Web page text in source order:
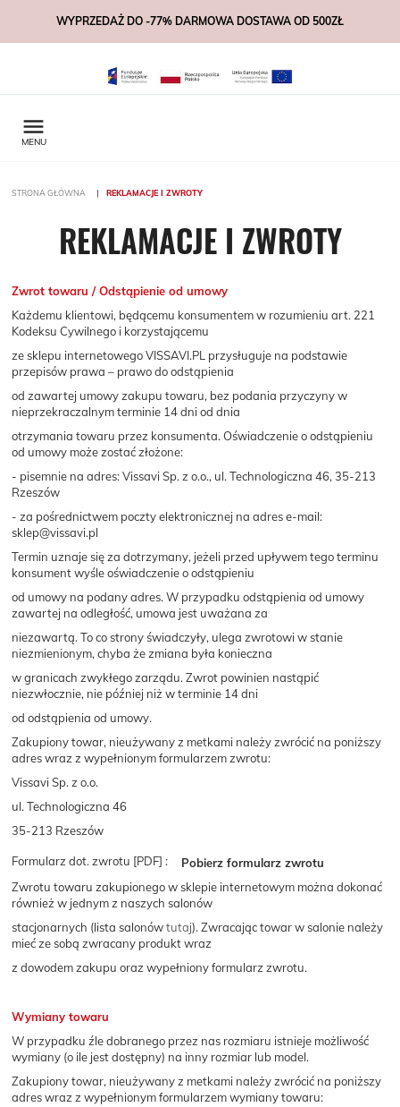
WYPRZEDAŻ DO -77% DARMOWA DOSTAWA OD 500ZŁ

MENU
STRONA GŁÓWNA REKLAMACJE I ZWROTY
REKLAMACJE I ZWROTY
Zwrot towaru / Odstąpienie od umowy
Każdemu klientowi, będącemu konsumentem w rozumieniu art. 221
Kodeksu Cywilnego i korzystającemu
ze sklepu internetowego VISSAVI.PL przysługuje na podstawie
przepisów prawa – prawo do odstąpienia
od zawartej umowy zakupu towaru, bez podania przyczyny w
nieprzekraczalnym terminie 14 dni od dnia
otrzymania towaru przez konsumenta. Oświadczenie o odstąpieniu
od umowy może zostać złożone:
- pisemnie na adres: Vissavi Sp. z o.o., ul. Technologiczna 46, 35-213
Rzeszów
- za pośrednictwem poczty elektronicznej na adres e-mail:
sklep@vissavi.pl
Termin uznaje się za dotrzymany, jeżeli przed upływem tego terminu
konsument wyśle oświadczenie o odstąpieniu
od umowy na podany adres. W przypadku odstąpienia od umowy
zawartej na odległość, umowa jest uważana za
niezawartą. To co strony świadczyły, ulega zwrotowi w stanie
niezmienionym, chyba że zmiana była konieczna
w granicach zwykłego zarządu. Zwrot powinien nastąpić
niezwłocznie, nie później niż w terminie 14 dni
od odstąpienia od umowy.
Zakupiony towar, nieużywany z metkami należy zwrócić na poniższy
adres wraz z wypełnionym formularzem zwrotu:
Vissavi Sp. z o.o.
ul. Technologiczna 46
35-213 Rzeszów
Formularz dot. zwrotu [PDF] :
Pobierz formularz zwrotu
Zwrotu towaru zakupionego w sklepie internetowym można dokonać
również w jednym z naszych salonów
stacjonarnych (lista salonówtutaj). Zwracając towar w salonie należy
mieć ze sobą zwracany produkt wraz
z dowodem zakupu oraz wypełniony formularz zwrotu.
Wymiany towaru
W przypadku źle dobranego przez nas rozmiaru istnieje możliwość
wymiany (o ile jest dostępny) na inny rozmiar lub model.
Zakupiony towar, nieużywany z metkami należy zwrócić na poniższy
adres wraz z wypełnionym formularzem wymiany towaru: